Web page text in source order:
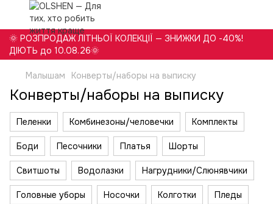
🌞 РОЗПРОДАЖ ЛІТНЬОЇ КОЛЕКЦІЇ — ЗНИЖКИ ДО -40%!
ДІЮТЬ до 10.08.26🌞
Малышам Конверты/наборы на выписку
Конверты/наборы на выписку
Пеленки Комбинезоны/человечки Комплекты
Боди Песочники Платья Шорты
Свитшоты Водолазки Нагрудники/Слюнявчики
Головные уборы Носочки Колготки Пледы